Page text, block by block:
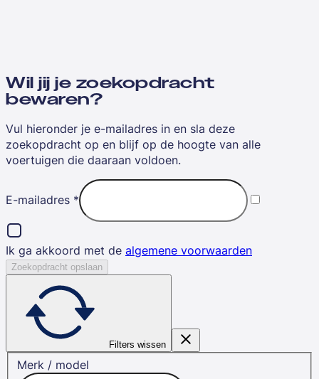
Wil jij je zoekopdracht
bewaren?
Vul hieronder je e-mailadres in en sla deze
zoekopdracht op en blijf op de hoogte van alle
voertuigen die daaraan voldoen.
E-mailadres *
Ik ga akkoord met de algemene voorwaarden
Zoekopdracht opslaan
Filters wissen
Merk / model